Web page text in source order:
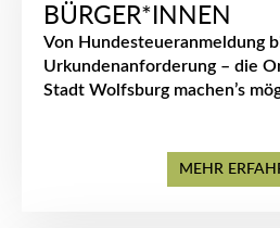
BÜRGER*INNEN
Von Hundesteueranmeldung
Urkundenanforderung – die
Stadt Wolfsburg machen’s
MEHR